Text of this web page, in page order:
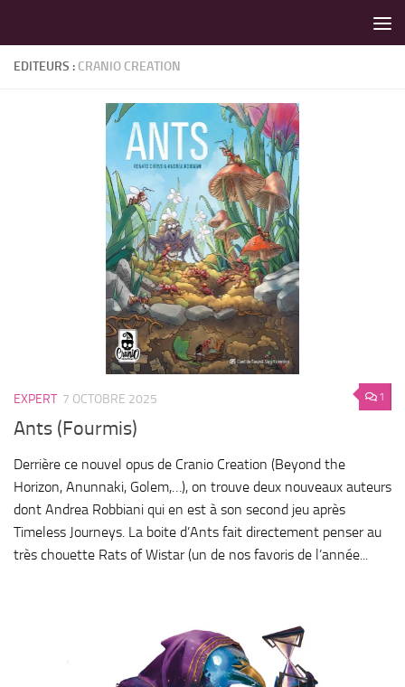
EDITEURS : CRANIO CREATION
1
EXPERT 7 OCTOBRE 2025
Ants (Fourmis)
Derrière ce nouvel opus de Cranio Creation (Beyond the
Horizon, Anunnaki, Golem,…), on trouve deux nouveaux auteurs
dont Andrea Robbiani qui en est à son second jeu après
Timeless Journeys. La boite d’Ants fait directement penser au
très chouette Rats of Wistar (un de nos favoris de l’année...